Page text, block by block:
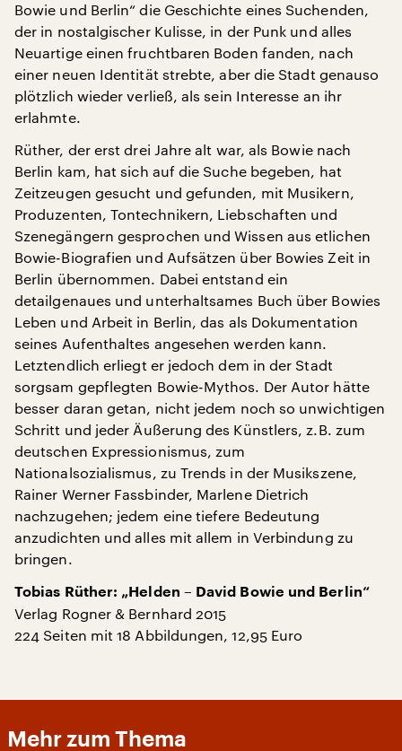
Bowie und Berlin“ die Geschichte eines Suchenden,
der in nostalgischer Kulisse, in der Punk und alles
Neuartige einen fruchtbaren Boden fanden, nach
einer neuen Identität strebte, aber die Stadt genauso
plötzlich wieder verließ, als sein Interesse an ihr
erlahmte.
Rüther, der erst drei Jahre alt war, als Bowie nach
Berlin kam, hat sich auf die Suche begeben, hat
Zeitzeugen gesucht und gefunden, mit Musikern,
Produzenten, Tontechnikern, Liebschaften und
Szenegängern gesprochen und Wissen aus etlichen
Bowie-Biografien und Aufsätzen über Bowies Zeit in
Berlin übernommen. Dabei entstand ein
detailgenaues und unterhaltsames Buch über Bowies
Leben und Arbeit in Berlin, das als Dokumentation
seines Aufenthaltes angesehen werden kann.
Letztendlich erliegt er jedoch dem in der Stadt
sorgsam gepflegten Bowie-Mythos. Der Autor hätte
besser daran getan, nicht jedem noch so unwichtigen
Schritt und jeder Äußerung des Künstlers, z.B. zum
deutschen Expressionismus, zum
Nationalsozialismus, zu Trends in der Musikszene,
Rainer Werner Fassbinder, Marlene Dietrich
nachzugehen; jedem eine tiefere Bedeutung
anzudichten und alles mit allem in Verbindung zu
bringen.
Tobias Rüther: „Helden – David Bowie und Berlin“
Verlag Rogner & Bernhard 2015
224 Seiten mit 18 Abbildungen, 12,95 Euro
Mehr zum Thema